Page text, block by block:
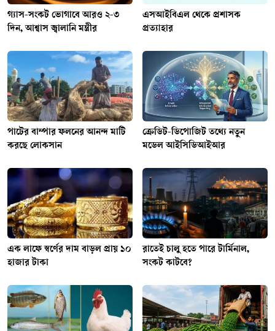
গ্যাস-সংকট ভোগাবে আরও ২-৩
দিন, আশ্বাস জ্বালানি মন্ত্রীর
এসআইবিএল থেকে প্রশাসক
প্রত্যাহার
পাটের বাম্পার ফলনের আনন্দ মাটি
করছে লোকসান
ক্রেডিট-ডিপোজিট তথ্যে নতুন
মডেল আইসিডিআইআর
এক লাফে স্বর্ণের দাম বাড়ল প্রায় ১০
হাজার টাকা
রাতেই চালু হতে পারে টার্মিনাল,
সংকট কাটবে?